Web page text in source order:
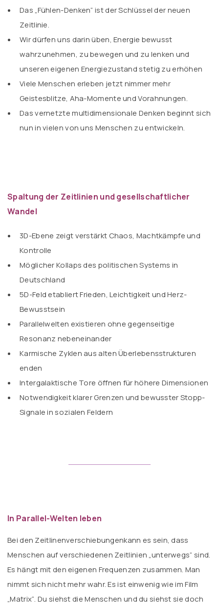
Das „Fühlen-Denken“ ist der Schlüssel der neuen
Zeitlinie.
Wir dürfen uns darin üben, Energie bewusst
wahrzunehmen, zu bewegen und zu lenken und
unseren eigenen Energiezustand stetig zu erhöhen
Viele Menschen erleben jetzt nimmer mehr
Geistesblitze, Aha-Momente und Vorahnungen.
Das vernetzte multidimensionale Denken beginnt sich
nun in vielen von uns Menschen zu entwickeln.
Spaltung der Zeitlinien und gesellschaftlicher
Wandel
3D-Ebene zeigt verstärkt Chaos, Machtkämpfe und
Kontrolle
Möglicher Kollaps des politischen Systems in
Deutschland
5D-Feld etabliert Frieden, Leichtigkeit und Herz-
Bewusstsein
Parallelwelten existieren ohne gegenseitige
Resonanz nebeneinander
Karmische Zyklen aus alten Überlebensstrukturen
enden
Intergalaktische Tore öffnen für höhere Dimensionen
Notwendigkeit klarer Grenzen und bewusster Stopp-
Signale in sozialen Feldern
In Parallel-Welten leben
Bei den Zeitlinenverschiebungenkann es sein, dass
Menschen auf verschiedenen Zeitlinien „unterwegs“ sind.
Es hängt mit den eigenen Frequenzen zusammen. Man
nimmt sich nicht mehr wahr. Es ist einwenig wie im Film
„Matrix“. Du siehst die Menschen und du siehst sie doch